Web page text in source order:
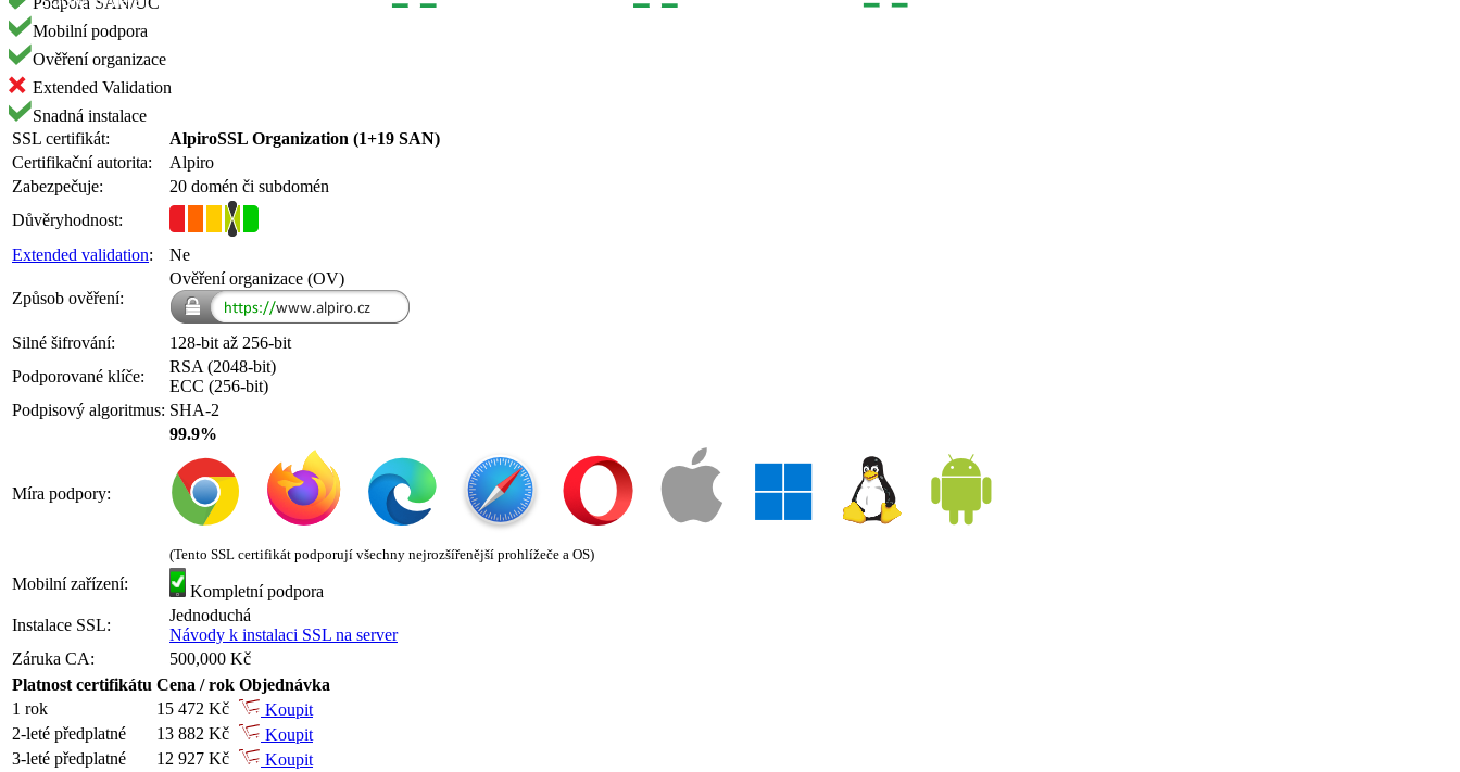
Mobilní podpora
Ověření organizace
Extended Validation
Snadná instalace
SSL certifikát:
AlpiroSSL Organization (1+19 SAN)
Certifikační autorita:
Alpiro
Zabezpečuje:
20 domén či subdomén
Důvěryhodnost:
Extended validation: Ne
Způsob ověření:
Ověření organizace (OV)
Silné šifrování:
128-bit až 256-bit
Podporované klíče:
RSA (2048-bit)
ECC (256-bit)
Podpisový algoritmus: SHA-2
Míra podpory:
99.9%
(Tento SSL certifikát podporují všechny nejrozšířenější prohlížeče a OS)
Mobilní zařízení:
Kompletní podpora
Instalace SSL:
Jednoduchá
Návody k instalaci SSL na server
Záruka CA:
500,000 Kč
Platnost certifikátu Cena / rok Objednávka
1 rok
15 472 Kč
Koupit
2-leté předplatné
13 882 Kč
Koupit
3-leté předplatné
12 927 Kč
Koupit